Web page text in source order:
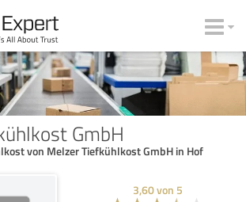
GmbH
von Melzer Tiefkühlkost GmbH in Hof
3,60von 5